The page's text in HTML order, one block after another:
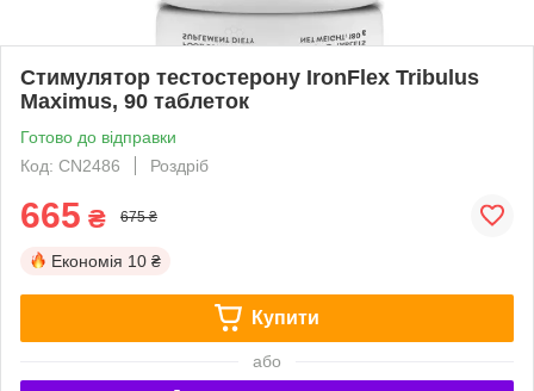
Стимулятор тестостерону IronFlex Tribulus
Maximus, 90 таблеток
Готово до відправки
Код: CN2486
Роздріб
665 ₴ 675 ₴
Економія 10 ₴
Купити
або